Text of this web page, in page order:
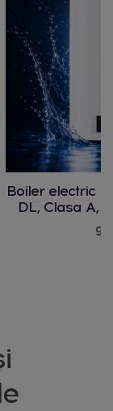
Boiler electric
DL, Clasa A,
trepte de
electronic,